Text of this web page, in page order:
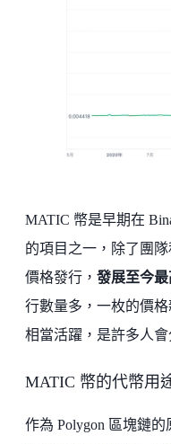
MATIC 幣是早期在
的項目之一，除了團隊
價格發行， 發展至今最
行數量多，一枚的價
相當活躍，是許多人
MATIC 幣的代幣用
作為 Polygon 區塊鏈